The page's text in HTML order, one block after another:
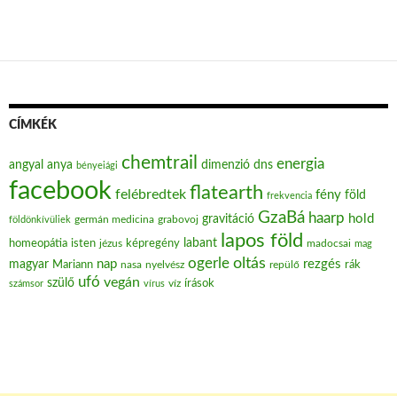
CÍMKÉK
angyal anya bényeiági chemtrail dimenzió dns energia
facebook felébredtek flatearth frekvencia fény föld
földönkívüliek germán medicina grabovoj gravitáció GzaBá haarp hold
homeopátia isten jézus képregény labant lapos föld madocsai mag
magyar Mariann nap nasa nyelvész ogerle oltás repülő rezgés rák
számsor szülő ufó vegán vírus víz írások